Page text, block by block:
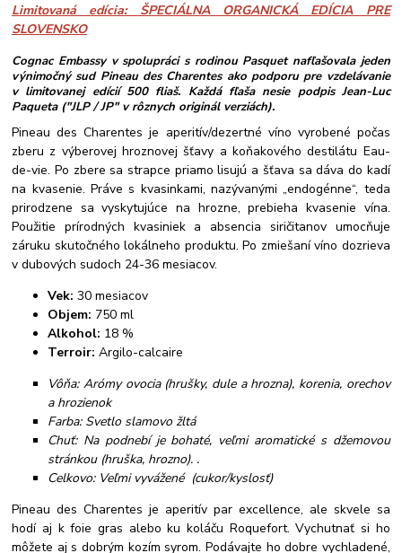
Limitovaná edícia: ŠPECIÁLNA ORGANICKÁ EDÍCIA PRE
SLOVENSKO
Cognac Embassy v spolupráci s rodinou Pasquet nafľašovala jeden
výnimočný sud Pineau des Charentes ako podporu pre vzdelávanie
v limitovanej edícií 500 fliaš. Každá fľaša nesie podpis Jean-Luc
Paqueta ("JLP / JP" v rôznych originál verziách).
Pineau des Charentes je aperitív/dezertné víno vyrobené počas
zberu z výberovej hroznovej šťavy a koňakového destilátu Eau-
de-vie. Po zbere sa strapce priamo lisujú a šťava sa dáva do kadí
na kvasenie. Práve s kvasinkami, nazývanými „endogénne“, teda
prirodzene sa vyskytujúce na hrozne, prebieha kvasenie vína.
Použitie prírodných kvasiniek a absencia siričitanov umocňuje
záruku skutočného lokálneho produktu. Po zmiešaní víno dozrieva
v dubových sudoch 24-36 mesiacov.
Vek:30 mesiacov
Objem: 750 ml
Alkohol: 18 %
Terroir:Argilo-calcaire
Vôňa: Arómy ovocia (hrušky, dule a hrozna), korenia, orechov
a hrozienok
Farba: Svetlo slamovo žltá
Chuť: Na podnebí je bohaté, veľmi aromatické s džemovou
stránkou (hruška, hrozno). .
Celkovo: Veľmi vyvážené (cukor/kyslosť)
Pineau des Charentes je aperitív par excellence, ale skvele sa
hodí aj k foie gras alebo ku koláču Roquefort. Vychutnať si ho
môžete aj s dobrým kozím syrom. Podávajte ho dobre vychladené,